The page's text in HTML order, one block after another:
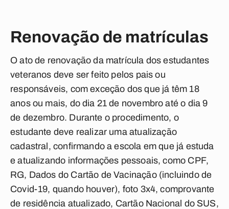
Renovação de matrículas
O ato de renovação da matrícula dos estudantes
veteranos deve ser feito pelos pais ou
responsáveis, com exceção dos que já têm 18
anos ou mais, do dia 21 de novembro até o dia 9
de dezembro. Durante o procedimento, o
estudante deve realizar uma atualização
cadastral, confirmando a escola em que já estuda
e atualizando informações pessoais, como CPF,
RG, Dados do Cartão de Vacinação (incluindo de
Covid-19, quando houver), foto 3x4, comprovante
de residência atualizado, Cartão Nacional do SUS,